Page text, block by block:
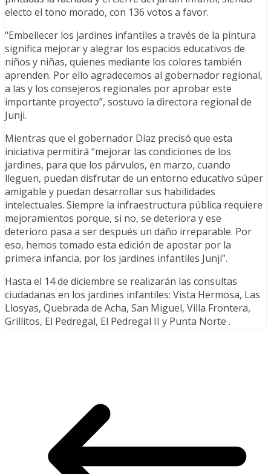
electo el tono morado, con 136 votos a favor.
“Embellecer los jardines infantiles a través de la pintura
significa mejorar y alegrar los espacios educativos de
niños y niñas, quienes mediante los colores también
aprenden. Por ello agradecemos al gobernador regional,
a las y los consejeros regionales por aprobar este
importante proyecto”, sostuvo la directora regional de
Junji.
Mientras que el gobernador Díaz precisó que esta
iniciativa permitirá “mejorar las condiciones de los
jardines, para que los párvulos, en marzo, cuando
lleguen, puedan disfrutar de un entorno educativo súper
amigable y puedan desarrollar sus habilidades
intelectuales. Siempre la infraestructura pública requiere
mejoramientos porque, si no, se deteriora y ese
deterioro pasa a ser después un daño irreparable. Por
eso, hemos tomado esta edición de apostar por la
primera infancia, por los jardines infantiles Junji”.
Hasta el 14 de diciembre se realizarán las consultas
ciudadanas en los jardines infantiles: Vista Hermosa, Las
Llosyas, Quebrada de Acha, San Miguel, Villa Frontera,
Grillitos, El Pedregal, El Pedregal II y Punta Norte .